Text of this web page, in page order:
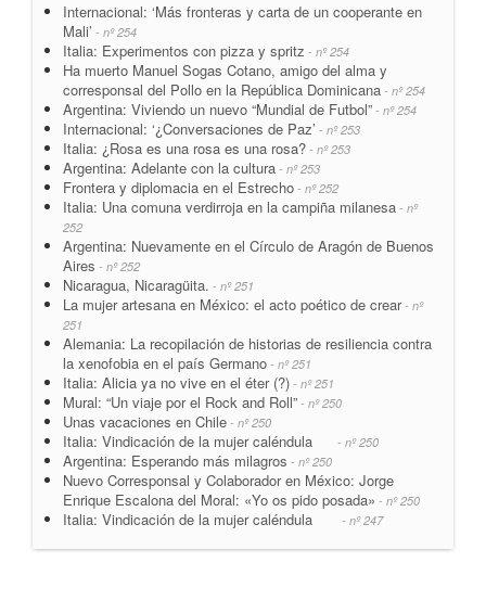
Internacional: ‘Más fronteras y carta de un cooperante en
Mali’ - nº 254
Italia: Experimentos con pizza y spritz - nº 254
Ha muerto Manuel Sogas Cotano, amigo del alma y
corresponsal del Pollo en la República Dominicana - nº 254
Argentina: Viviendo un nuevo “Mundial de Futbol” - nº 254
Internacional: ‘¿Conversaciones de Paz’ - nº 253
Italia: ¿Rosa es una rosa es una rosa? - nº 253
Argentina: Adelante con la cultura - nº 253
Frontera y diplomacia en el Estrecho - nº 252
Italia: Una comuna verdirroja en la campiña milanesa - nº
252
Argentina: Nuevamente en el Círculo de Aragón de Buenos
Aires - nº 252
Nicaragua, Nicaragüita. - nº 251
La mujer artesana en México: el acto poético de crear- nº
251
Alemania: La recopilación de historias de resiliencia contra
la xenofobia en el país Germano - nº 251
Italia: Alicia ya no vive en el éter (?) - nº 251
Mural: “Un viaje por el Rock and Roll” - nº 250
Unas vacaciones en Chile - nº 250
Italia: Vindicación de la mujer caléndula - nº 250
Argentina: Esperando más milagros - nº 250
Nuevo Corresponsal y Colaborador en México: Jorge
Enrique Escalona del Moral: «Yo os pido posada» - nº 250
Italia: Vindicación de la mujer caléndula - nº 247